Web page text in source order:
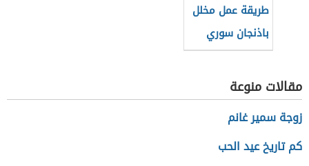
طريقة عمل مخلل
باذنجان سوري
مقالات منوعة
زوجة سمير غانم
كم تاريخ عيد الحب